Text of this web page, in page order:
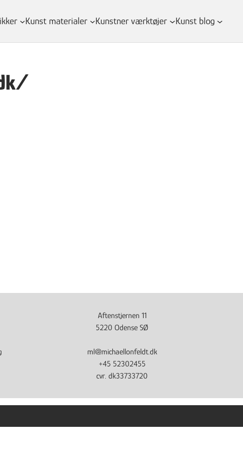
Kunst materialer Kunstner værktøjer Kunst blog
Aftenstjernen 11
5220 Odense SØ
ml@michaellonfeldt.dk
+45 52302455
cvr. dk33733720